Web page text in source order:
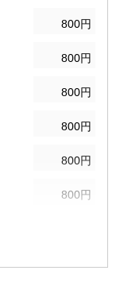
800円
800円
800円
800円
800円
800円